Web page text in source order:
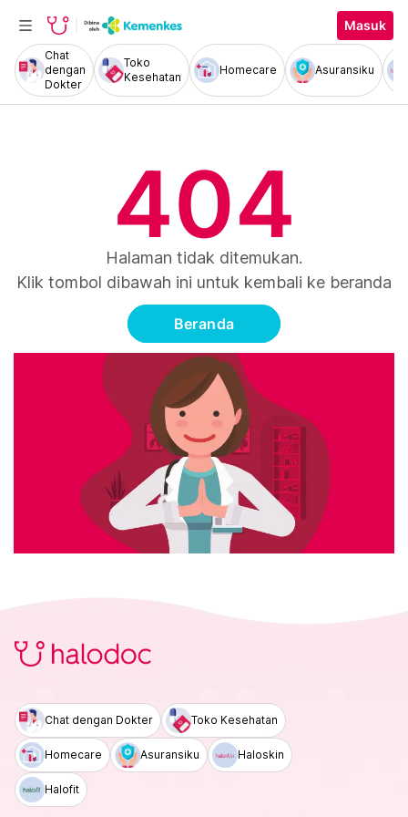
Masuk
Chat
dengan
Dokter
Toko
Kesehatan
Homecare Asuransiku
404
Halaman tidak ditemukan.
Klik tombol dibawah ini untuk kembali ke beranda
Beranda
Chat dengan Dokter Toko Kesehatan
Homecare Asuransiku Haloskin
Halofit